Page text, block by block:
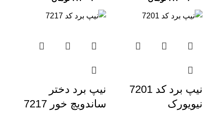
نیپ برد کد 7201
نیویورک
نیپ برد دختر
ساندویچ خور 7217